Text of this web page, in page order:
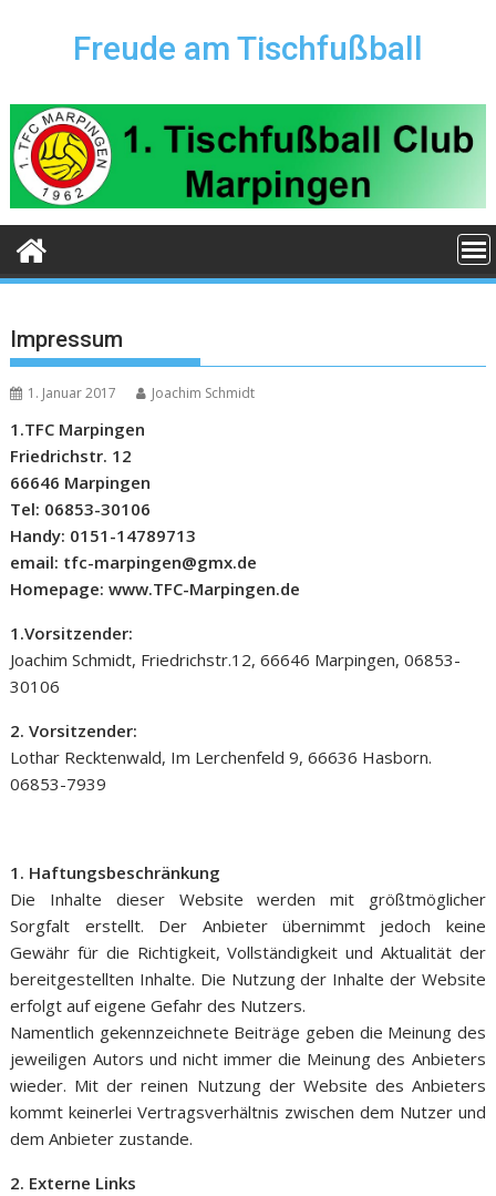
Freude am Tischfußball
Impressum
1. Januar 2017 Joachim Schmidt
1.TFC Marpingen
Friedrichstr. 12
66646 Marpingen
Tel: 06853-30106
Handy: 0151-14789713
email: tfc-marpingen@gmx.de
Homepage: www.TFC-Marpingen.de
1.Vorsitzender:
Joachim Schmidt, Friedrichstr.12, 66646 Marpingen, 06853-
30106
2. Vorsitzender:
Lothar Recktenwald, Im Lerchenfeld 9, 66636 Hasborn.
06853-7939
1. Haftungsbeschränkung
Die Inhalte dieser Website werden mit größtmöglicher
Sorgfalt erstellt. Der Anbieter übernimmt jedoch keine
Gewähr für die Richtigkeit, Vollständigkeit und Aktualität der
bereitgestellten Inhalte. Die Nutzung der Inhalte der Website
erfolgt auf eigene Gefahr des Nutzers.
Namentlich gekennzeichnete Beiträge geben die Meinung des
jeweiligen Autors und nicht immer die Meinung des Anbieters
wieder. Mit der reinen Nutzung der Website des Anbieters
kommt keinerlei Vertragsverhältnis zwischen dem Nutzer und
dem Anbieter zustande.
2. Externe Links